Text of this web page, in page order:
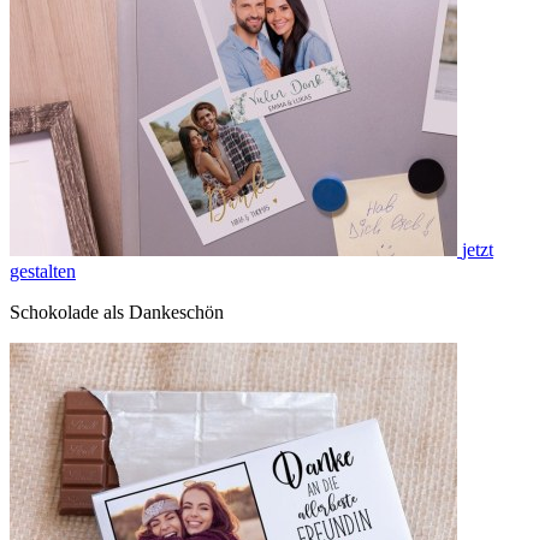
jetzt
gestalten
Schokolade als Dankeschön